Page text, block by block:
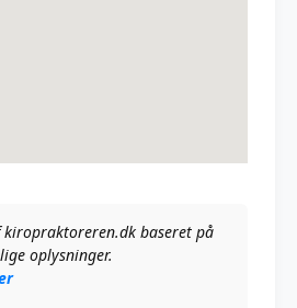
baseret på
oplysninger.